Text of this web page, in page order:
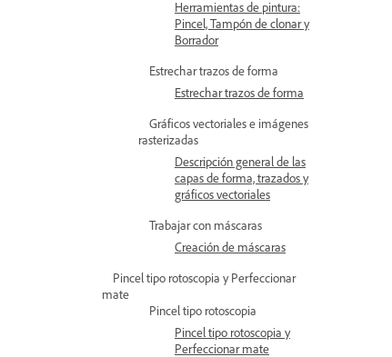
Herramientas de pintura:
Pincel, Tampón de clonar y
Borrador
Estrechar trazos de forma
Estrechar trazos de forma
Gráficos vectoriales e imágenes
rasterizadas
Descripción general de las
capas de forma, trazados y
gráficos vectoriales
Trabajar con máscaras
Creación de máscaras
Pincel tipo rotoscopia y Perfeccionar
mate
Pincel tipo rotoscopia
Pincel tipo rotoscopia y
Perfeccionar mate